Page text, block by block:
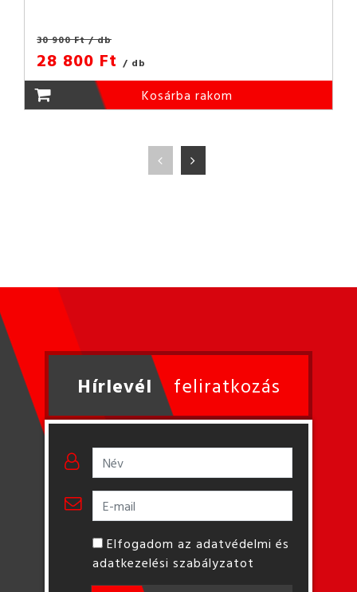
30 900 Ft/ db
28 800 Ft / db
Kosárba rakom
Hírlevél feliratkozás
Elfogadom az adatvédelmi és
adatkezelési szabályzatot